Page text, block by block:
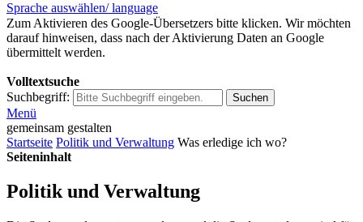
Sprache auswählen/ language
Zum Aktivieren des Google-Übersetzers bitte klicken. Wir möchten
darauf hinweisen, dass nach der Aktivierung Daten an Google
übermittelt werden.
Volltextsuche
Suchbegriff:
Suchen
Menü
gemeinsam gestalten
Startseite Politik und Verwaltung Was erledige ich wo?
Seiteninhalt
Politik und Verwaltung